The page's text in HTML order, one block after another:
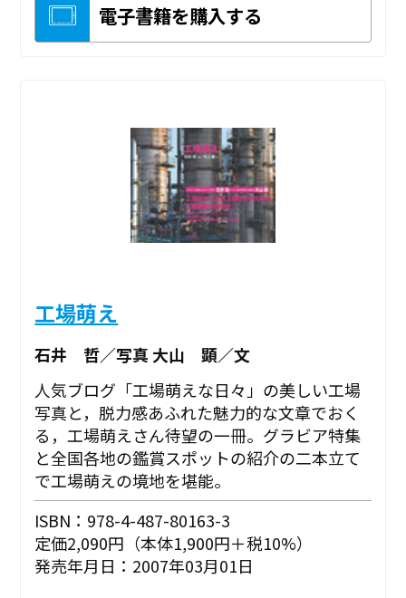
電子書籍を購入する
工場萌え
石井 哲／写真 大山 顕／文
人気ブログ「工場萌えな日々」の美しい工場
写真と，脱力感あふれた魅力的な文章でおく
る，工場萌えさん待望の一冊。グラビア特集
と全国各地の鑑賞スポットの紹介の二本立て
で工場萌えの境地を堪能。
ISBN：978-4-487-80163-3
定価2,090円（本体1,900円＋税10%）
発売年月日：2007年03月01日